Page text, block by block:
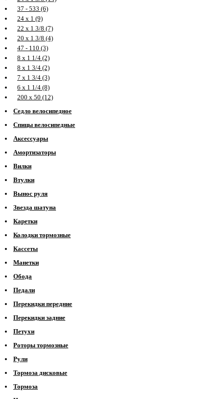
37 - 533 (6)
24 х 1 (9)
22 х 1 3/8 (7)
20 х 1 3/8 (4)
47 - 110 (3)
8 х 1 1/4 (2)
8 х 1 3/4 (2)
7 х 1 3/4 (3)
6 х 1 1/4 (8)
200 х 50 (12)
Седло велосипедное
Спицы велосипедные
Аксессуары
Амортизаторы
Вилки
Втулки
Вынос руля
Звезда шатуна
Каретки
Колодки тормозные
Кассеты
Манетки
Обода
Педали
Перекидки передние
Перекидки задние
Петухи
Роторы тормозные
Рули
Тормоза дисковые
Тормоза